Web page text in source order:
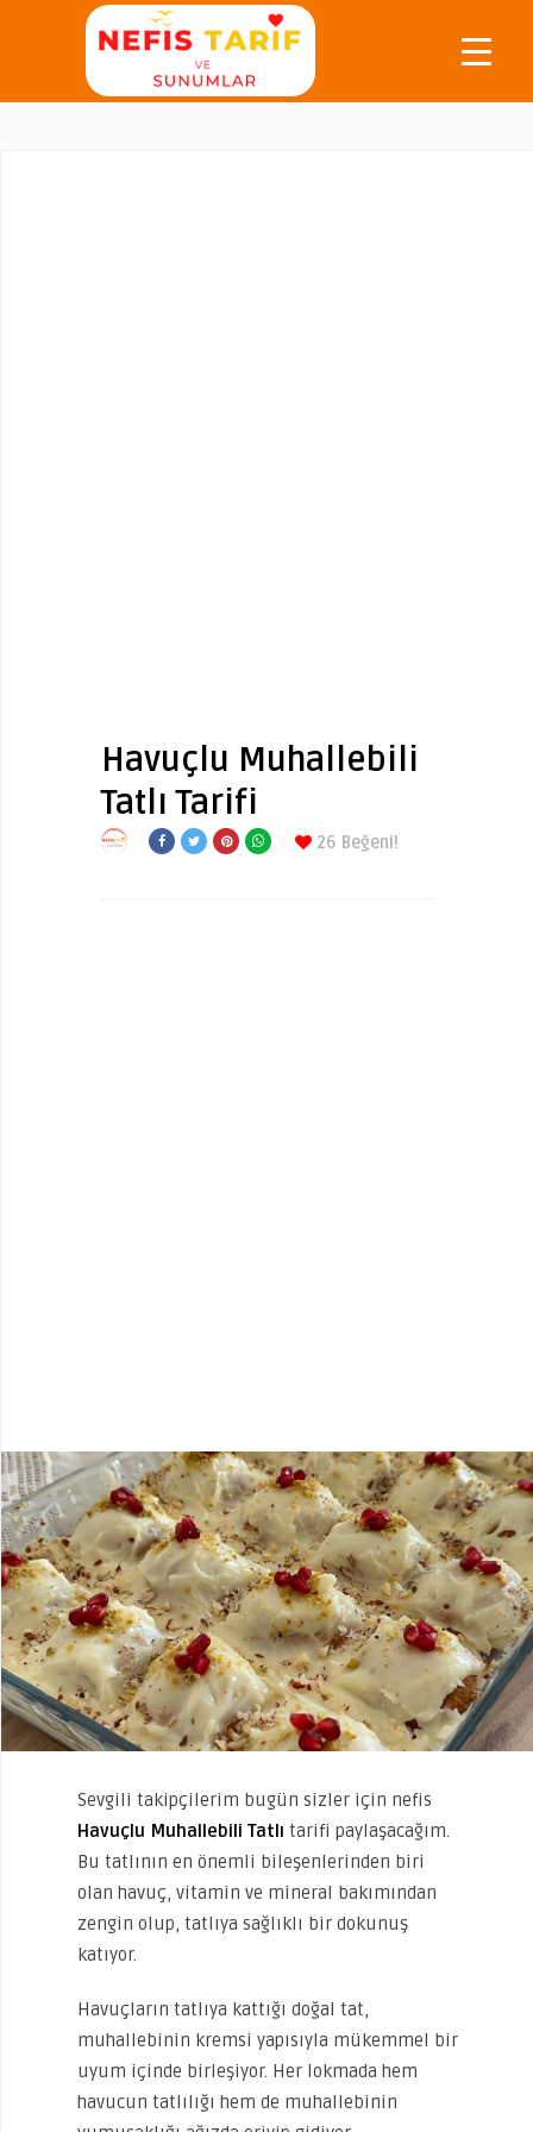
Havuçlu Muhallebili
Tatlı Tarifi
26 Beğeni!
Sevgili takipçilerim bugün sizler için nefis
Havuçlu Muhallebili Tatlı tarifi paylaşacağım.
Bu tatlının en önemli bileşenlerinden biri
olan havuç, vitamin ve mineral bakımından
zengin olup, tatlıya sağlıklı bir dokunuş
katıyor.
Havuçların tatlıya kattığı doğal tat,
muhallebinin kremsi yapısıyla mükemmel bir
uyum içinde birleşiyor. Her lokmada hem
havucun tatlılığı hem de muhallebinin